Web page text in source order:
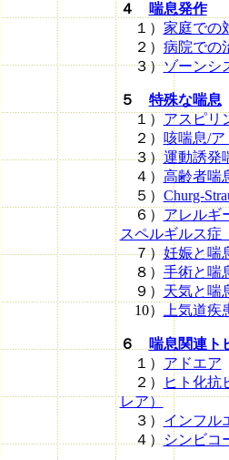
４ 喘息発作
１） 家庭での
２） 病院での
３）ゾーンシ
５ 特殊な喘息
１） アスピリ
２） 咳喘息/ア
３）運動誘発
４） 高齢者喘
５） Churg-
６） アレルギ
スペルギルス症
７）妊娠と喘
８） 手術と喘
９） 天気と喘
10） 上気道疾
６ 喘息関連ト
１） アドエア
２）
ヒト化抗
レア）
３） インフル
４）シンビコ